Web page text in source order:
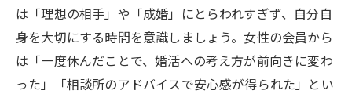
は「理想の相手」や「成婚」にとらわれすぎず、自分自
身を大切にする時間を意識しましょう。女性の会員から
は「一度休んだことで、婚活への考え方が前向きに変わ
った」「相談所のアドバイスで安心感が得られた」とい